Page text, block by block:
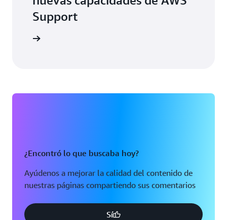
Support
¿Encontró lo que buscaba hoy?
Ayúdenos a mejorar la calidad del contenido de
nuestras páginas compartiendo sus comentarios
Sí